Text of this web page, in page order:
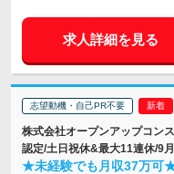
求人詳細を見る
志望動機・自己PR不要
株式会社オープンアップコン
認定/土日祝休&最大11連休/9
★未経験でも月収37万可